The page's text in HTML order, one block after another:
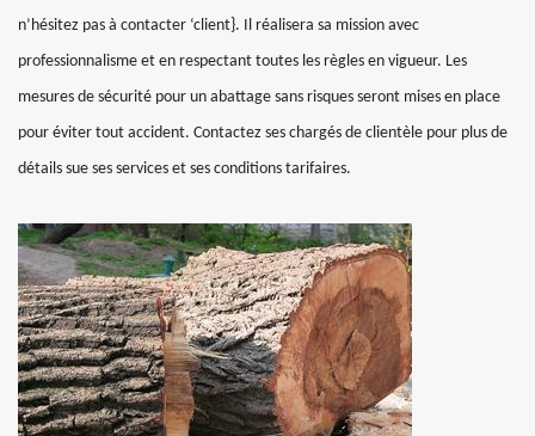
n’hésitez pas à contacter ‘client}. Il réalisera sa mission avec
professionnalisme et en respectant toutes les règles en vigueur. Les
mesures de sécurité pour un abattage sans risques seront mises en place
pour éviter tout accident. Contactez ses chargés de clientèle pour plus de
détails sue ses services et ses conditions tarifaires.